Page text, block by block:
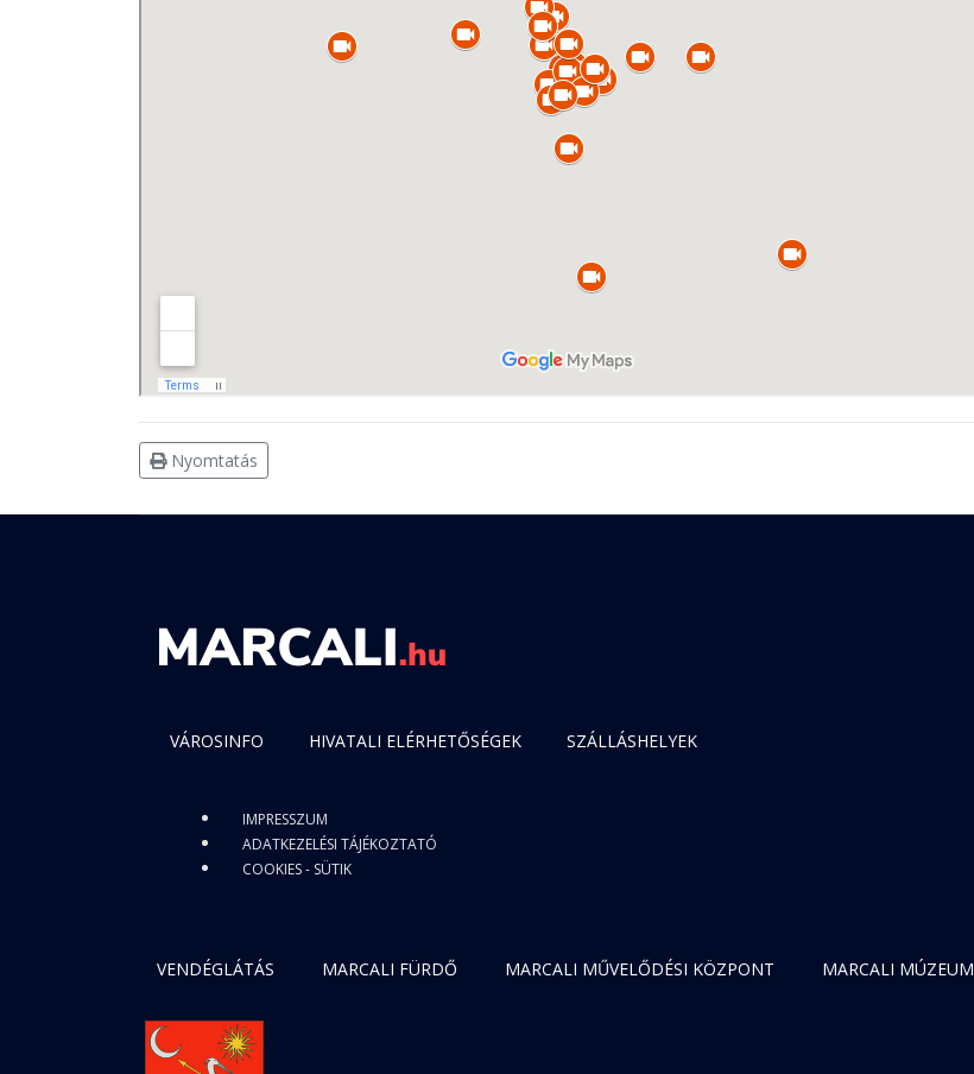
Nyomtatás
VÁROSINFO HIVATALI ELÉRHETŐSÉGEK SZÁLLÁSHELYEK
IMPRESSZUM
ADATKEZELÉSI TÁJÉKOZTATÓ
COOKIES - SÜTIK
VENDÉGLÁTÁS MARCALI FÜRDŐ MARCALI MŰVELŐDÉSI KÖZPONT MARCALI MÚZEUM